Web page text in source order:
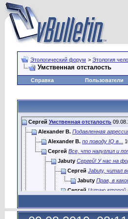
Этологический форум > Этология
Умственная отсталость
Справка Пользователи
Сергей Умственная отсталость
Alexander B. Подавленная
Alexander B. по поводу IQ в...
Сергей Все, что нагуглил и
Jabuty Сергей! У нас на
Сергей Jabuty, читал
Jabuty Прав, в
Сергей Читаю второй
Сергей Умственная